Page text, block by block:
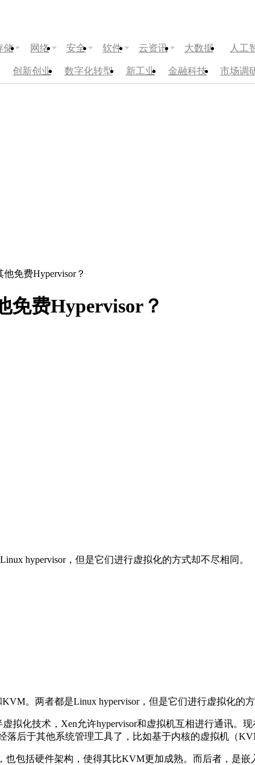
储 网络 安全 软件 云资讯 大数据 人工
创新创业 数字化转型 新工业 金融科技 市场调
免费Hypervisor？
免费Hypervisor？
hypervisor，但是它们进行虚拟化的方式却不尽相同。
。两者都是Linux hypervisor，但是它们进行虚拟化的方
拟化技术，Xen允许hypervisor和虚拟机互相进行通讯。
落后于其他系统管理工具了，比如基于内核的虚拟机（
包括硬件架构，使得其比KVM更加成熟。而后者，是